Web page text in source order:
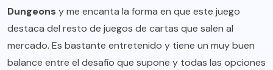
Dungeons y me encanta la forma en que este juego
destaca del resto de juegos de cartas que salen al
mercado. Es bastante entretenido y tiene un muy buen
balance entre el desafío que supone y todas las opciones